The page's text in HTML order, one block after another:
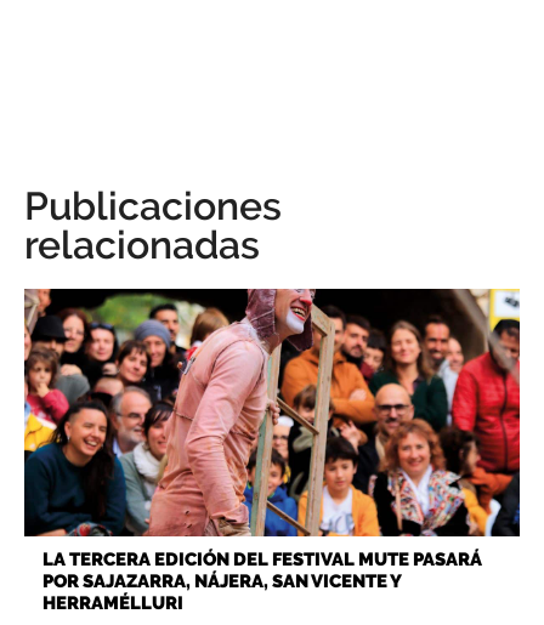
Publicaciones
relacionadas
LA TERCERA EDICIÓN DEL FESTIVAL MUTE PASARÁ
POR SAJAZARRA, NÁJERA, SAN VICENTE Y
HERRAMÉLLURI